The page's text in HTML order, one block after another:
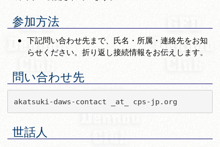
参加方法
下記問い合わせ先まで、氏名・所属・連絡先をお知
らせください。折り返し接続情報をお伝えします。
問い合わせ先
akatsuki-daws-contact _at_ cps-jp.org
世話人